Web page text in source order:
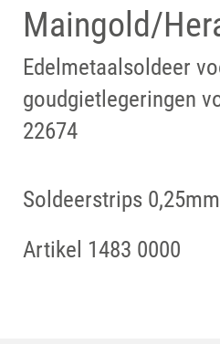
Maingold/
Edelmetaalsoldeer
goudgietlegeringen
22674
Soldeerstrips
Artikel 1483 0000